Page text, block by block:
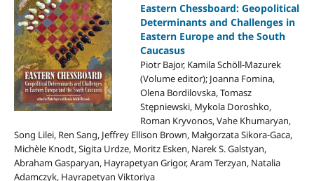
Eastern Chessboard: Geopolitical
Determinants and Challenges in
Eastern Europe and the South
Caucasus
Piotr Bajor, Kamila Schöll-Mazurek
(Volume editor); Joanna Fomina,
Olena Bordilovska, Tomasz
Stępniewski, Mykola Doroshko,
Roman Kryvonos, Vahe Khumaryan,
Song Lilei, Ren Sang, Jeffrey Ellison Brown, Małgorzata Sikora-Gaca,
Michèle Knodt, Sigita Urdze, Moritz Esken, Narek S. Galstyan,
Abraham Gasparyan, Hayrapetyan Grigor, Aram Terzyan, Natalia
Adamczyk, Hayrapetyan Viktoriya